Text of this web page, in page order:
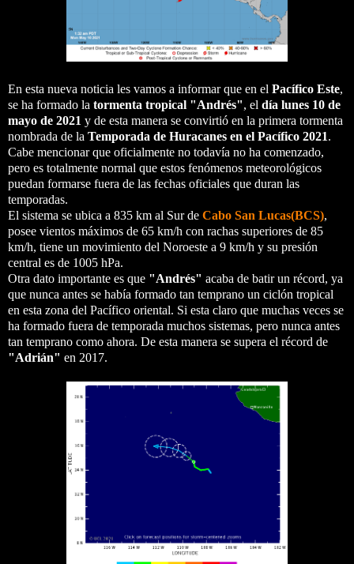
En esta nueva noticia les vamos a informar que en el Pacífico Este,
se ha formado la tormenta tropical "Andrés", el día lunes 10 de
mayo de 2021 y de esta manera se convirtió en la primera tormenta
nombrada de la Temporada de Huracanes en el Pacífico 2021.
Cabe mencionar que oficialmente no todavía no ha comenzado,
pero es totalmente normal que estos fenómenos meteorológicos
puedan formarse fuera de las fechas oficiales que duran las
temporadas.
El sistema se ubica a 835 km al Sur de Cabo San Lucas(BCS),
posee vientos máximos de 65 km/h con rachas superiores de 85
km/h, tiene un movimiento del Noroeste a 9 km/h y su presión
central es de 1005 hPa.
Otra dato importante es que "Andrés" acaba de batir un récord, ya
que nunca antes se había formado tan temprano un ciclón tropical
en esta zona del Pacífico oriental. Si esta claro que muchas veces se
ha formado fuera de temporada muchos sistemas, pero nunca antes
tan temprano como ahora. De esta manera se supera el récord de
"Adrián" en 2017.